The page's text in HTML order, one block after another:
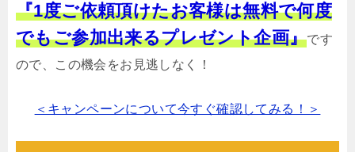
『1度ご依頼頂けたお客様は無料で何度
でもご参加出来るプレゼント企画』です
ので、この機会をお見逃しなく！
＜キャンペーンについて今すぐ確認してみる！＞